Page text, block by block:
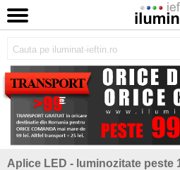
Aplice LED - luminozitate peste